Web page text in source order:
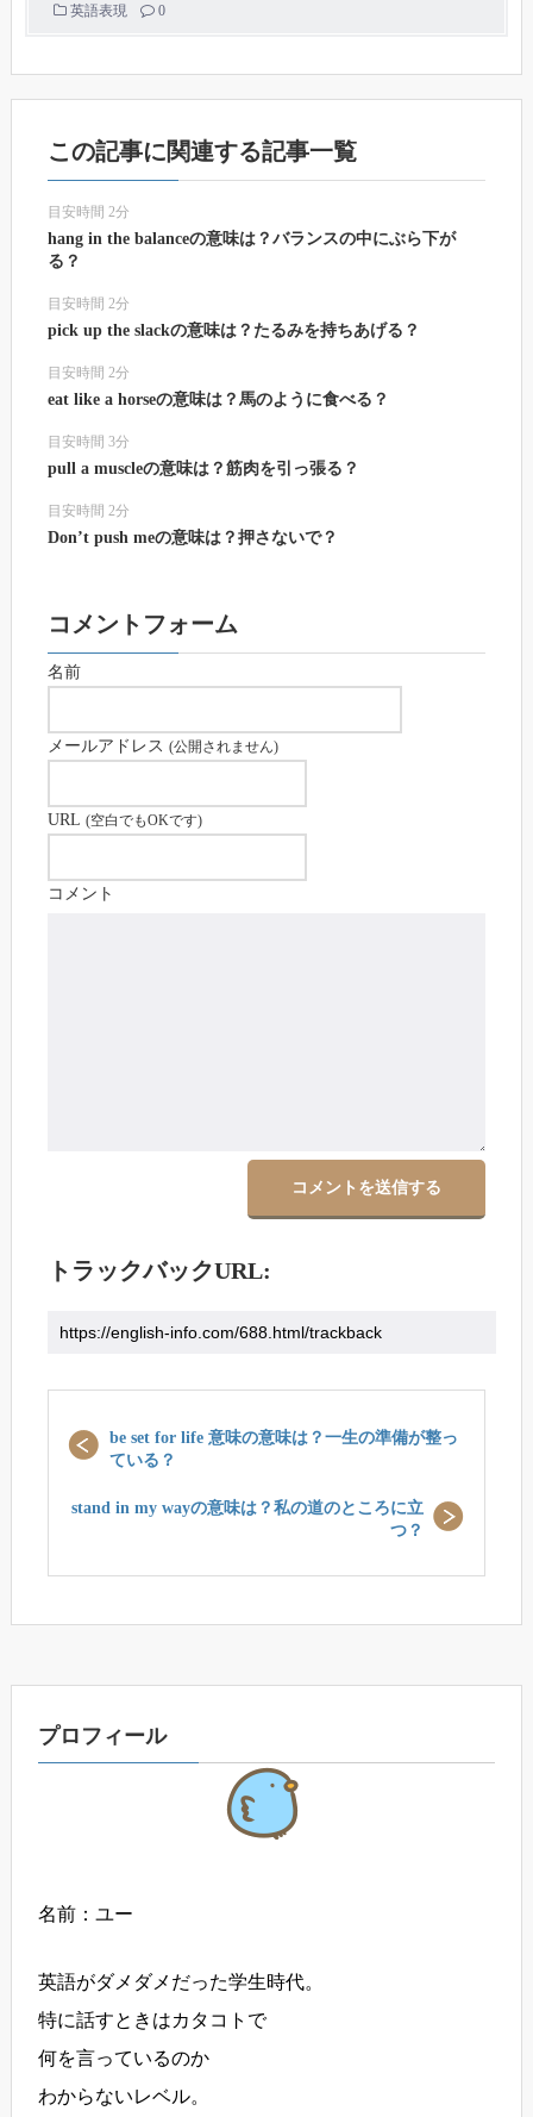
英語表現 0
この記事に関連する記事一覧
目安時間 2分
hang in the balanceの意味は？バランスの中にぶら下が
る？
目安時間 2分
pick up the slackの意味は？たるみを持ちあげる？
目安時間 2分
eat like a horseの意味は？馬のように食べる？
目安時間 3分
pull a muscleの意味は？筋肉を引っ張る？
目安時間 2分
Don’t push meの意味は？押さないで？
コメントフォーム
名前
メールアドレス (公開されません)
URL (空白でもOKです)
コメント
トラックバックURL:
be set for life 意味の意味は？一生の準備が整っ
ている？
stand in my wayの意味は？私の道のところに立
つ？
プロフィール
名前：ユー
英語がダメダメだった学生時代。
特に話すときはカタコトで
何を言っているのか
わからないレベル。